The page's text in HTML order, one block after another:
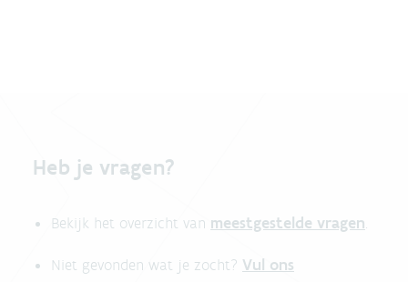
Heb je vragen?
Bekijk het overzicht van meestgestelde vragen.
Niet gevonden wat je zocht? Vul ons